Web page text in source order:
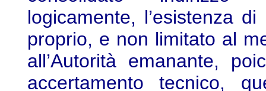
logicamente, l’esistenza
proprio, e non limitato al
all’Autorità emanante,
accertamento tecnico,